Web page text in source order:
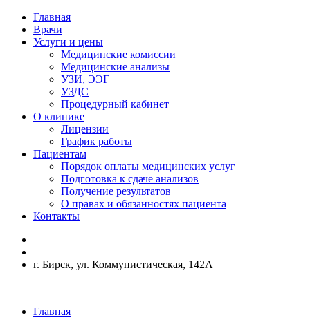
Главная
Врачи
Услуги и цены
Медицинские комиссии
Медицинские анализы
УЗИ, ЭЭГ
УЗДС
Процедурный кабинет
О клинике
Лицензии
График работы
Пациентам
Порядок оплаты медицинских услуг
Подготовка к сдаче анализов
Получение результатов
О правах и обязанностях пациента
Контакты
г. Бирск, ул. Коммунистическая, 142А
Главная